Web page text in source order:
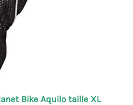
Bike Aquilo taille XL